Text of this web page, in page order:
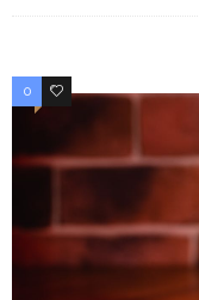
0 0